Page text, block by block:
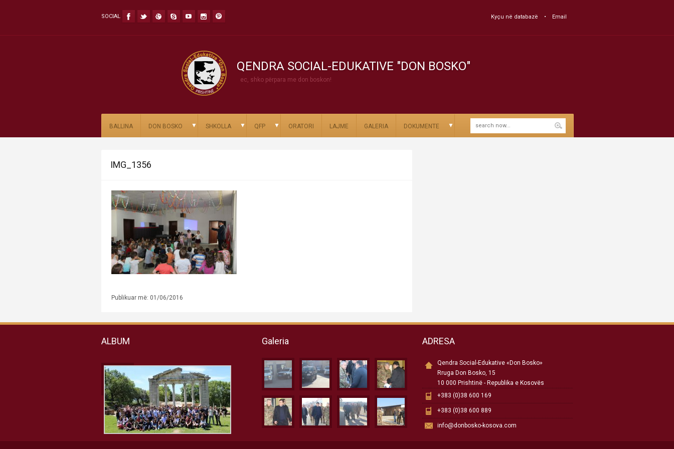
SOCIAL Kyçu në databazë Email
QENDRA SOCIAL-EDUKATIVE "DON BOSKO"
ec, shko përpara me don boskon!
BALLINA DON BOSKO ▼ SHKOLLA ▼ QFP ▼ ORATORI LAJME GALERIA DOKUMENTE ▼
IMG_1356
Publikuar më: 01/06/2016
ALBUM Galeria ADRESA
Qendra Social-Edukative «Don Bosko»
Rruga Don Bosko, 15
10 000 Prishtinë - Republika e Kosovës
+383 (0)38 600 169
+383 (0)38 600 889
info@donbosko-kosova.com